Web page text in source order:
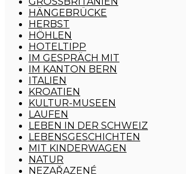
HÄNGEBRÜCKE
HERBST
HÖHLEN
HOTELTIPP
IM GESPRÄCH MIT
IM KANTON BERN
ITALIEN
KROATIEN
KULTUR-MUSEEN
LAUFEN
LEBEN IN DER SCHWEIZ
LEBENSGESCHICHTEN
MIT KINDERWAGEN
NATUR
NEZAŘAZENÉ